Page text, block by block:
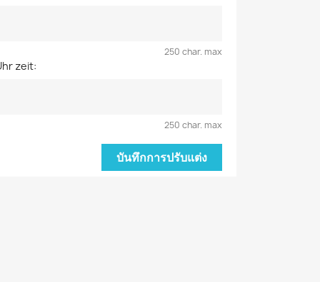
250 char. max
zeit:
250 char. max
บันทึกการปรับแต่ง